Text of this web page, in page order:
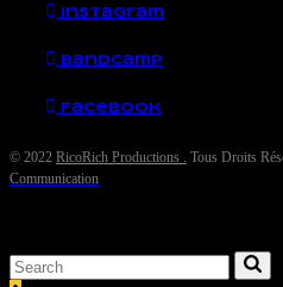
Instagram
Bandcamp
Facebook
© 2022 RicoRich Productions . Tous Droits
Communication